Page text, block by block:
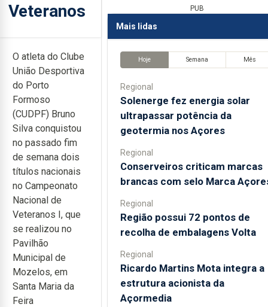
Veteranos
O atleta do Clube
União Desportiva
do Porto
Formoso
(CUDPF) Bruno
Silva conquistou
no passado fim
de semana dois
títulos nacionais
no Campeonato
Nacional de
Veteranos I, que
se realizou no
Pavilhão
Municipal de
Mozelos, em
Santa Maria da
Feira
PUB
Mais lidas
Hoje Semana Mês
Regional
Solenerge fez energia solar
ultrapassar potência da
geotermia nos Açores
Regional
Conserveiros criticam marcas
brancas com selo Marca
Regional
Região possui 72 pontos de
recolha de embalagens Volta
Regional
Ricardo Martins Mota integra a
estrutura acionista da
Açormedia